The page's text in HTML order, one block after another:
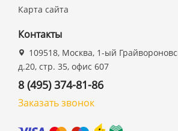
Карта сайта
Контакты
109518, Москва, 1-ый
д.20, стр. 35, офис 607
8 (495) 374-81-86
Заказать звонок